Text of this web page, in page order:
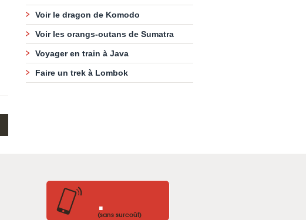
Voir le dragon de Komodo
Voir les orangs-outans de Sumatra
Voyager en train à Java
Faire un trek à Lombok
.
(sans surcoût)